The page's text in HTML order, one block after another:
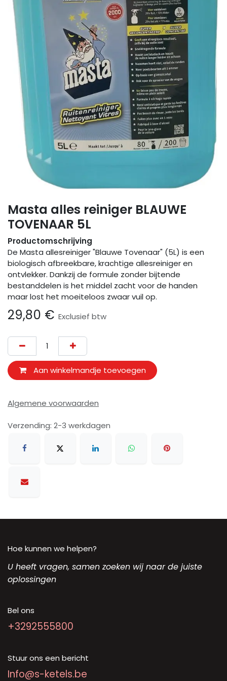
Masta alles reiniger BLAUWE
TOVENAAR 5L
Productomschrijving
De Masta allesreiniger "Blauwe Tovenaar" (5L) is een
biologisch afbreekbare, krachtige allesreiniger en
ontvlekker. Dankzij de formule zonder bijtende
bestanddelen is het middel zacht voor de handen
maar lost het moeiteloos zwaar vuil op.
29,80 € Exclusief btw
Aan winkelmandje toevoegen
Algemene voorwaarden
Verzending: 2-3 werkdagen
Hoe kunnen we helpen?
U heeft vragen, samen zoeken wij naar de juiste
oplossingen
Bel ons
+3292555800
Stuur ons een bericht
Info@s-ketels.be